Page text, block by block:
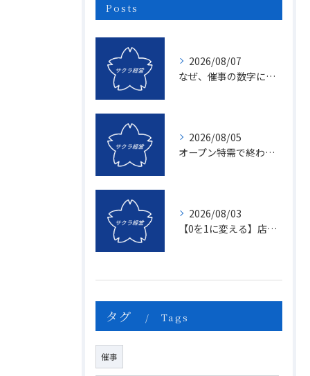
Posts
2026/08/07
なぜ、催事の数字に「ムラ」が出るのか？1億を3億にする「3つの計画表」の秘密
2026/08/05
オープン特需で終わる店、成長し続ける店の決定的な違いとは？〜新規名簿開拓の２つの方法〜
2026/08/03
【0を1に変える】店頭販売のマンネリを打破する「上司のたった一つの行動」とは？
タグ Tags
催事